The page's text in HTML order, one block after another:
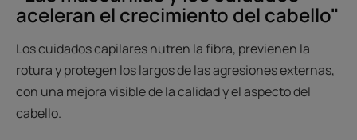
aceleran el crecimiento del cabello"
Los cuidados capilares nutren la fibra, previenen la
rotura y protegen los largos de las agresiones externas,
con una mejora visible de la calidad y el aspecto del
cabello.